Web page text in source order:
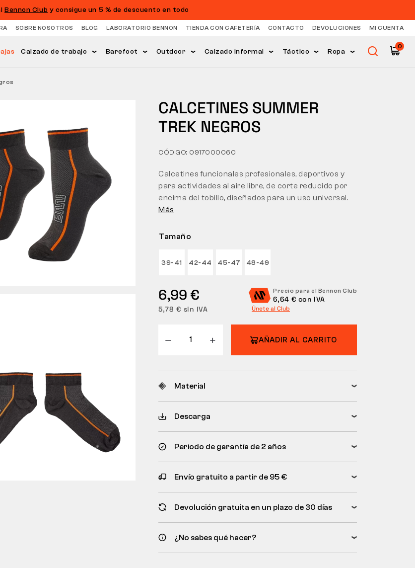
Bennon Club y consigue un 5 % de descuento en todo
SOBRE NOSOTROS BLOG LABORATORIO BENNON TIENDA CON CAFETERÍA CONTACTO DEVOLUCIONES MI CUENTA
Calzado de trabajo Barefoot Outdoor Calzado informal Táctico Ropa
0
CALCETINES SUMMER
TREK NEGROS
CÓDIGO: 0917000060
Tamaño
39-41 42-44 45-47 48-49
6,99 €
5,78 € sin IVA
Precio para el Bennon Club
6,64 € con IVA
Únete al Club
AÑADIR AL CARRITO
Calcetines funcionales profesionales, deportivos y
para actividades al aire libre, de corte reducido por
encima del tobillo, diseñados para un uso universal.
Más
Material
Descarga
Periodo de garantía de 2 años
Envío gratuito a partir de 95 €
Devolución gratuita en un plazo de 30 días
¿No sabes qué hacer?